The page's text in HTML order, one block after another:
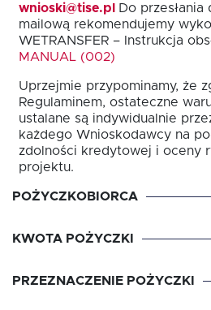
wnioski@tise.pl Do
mailową rekomendujemy
WETRANSFER – Instrukcja
MANUAL (002)
Uprzejmie przypominamy, że
Regulaminem, ostateczne
ustalane są indywidualnie
każdego Wnioskodawcy na
zdolności kredytowej i oceny
projektu.
POŻYCZKOBIORCA
KWOTA POŻYCZKI
PRZEZNACZENIE POŻYCZKI